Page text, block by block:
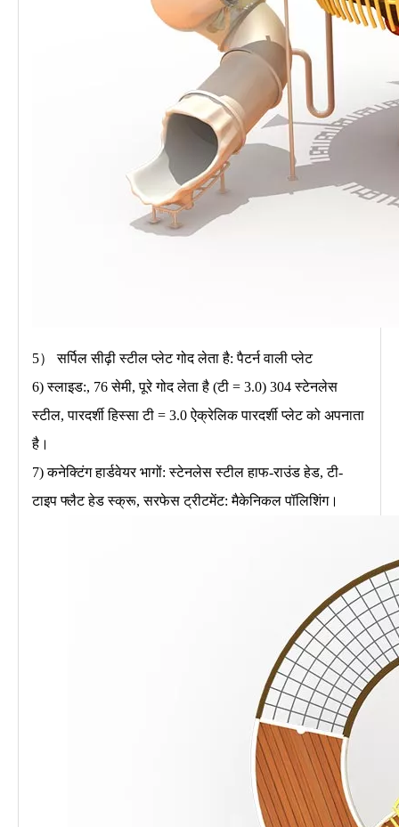
5） सर्पिल सीढ़ी स्टील प्लेट गोद लेता है: पैटर्न वाली प्लेट
6) स्लाइड:, 76 सेमी, पूरे गोद लेता है (टी = 3.0) 304 स्टेनलेस
स्टील, पारदर्शी हिस्सा टी = 3.0 ऐक्रेलिक पारदर्शी प्लेट को अपनाता
है।
7) कनेक्टिंग हार्डवेयर भागों: स्टेनलेस स्टील हाफ-राउंड हेड, टी-
टाइप फ्लैट हेड स्क्रू, सरफेस ट्रीटमेंट: मैकेनिकल पॉलिशिंग।